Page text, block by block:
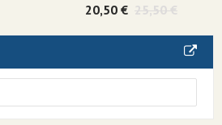
20,50 € 25,50 €